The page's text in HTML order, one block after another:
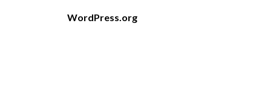
WordPress.org